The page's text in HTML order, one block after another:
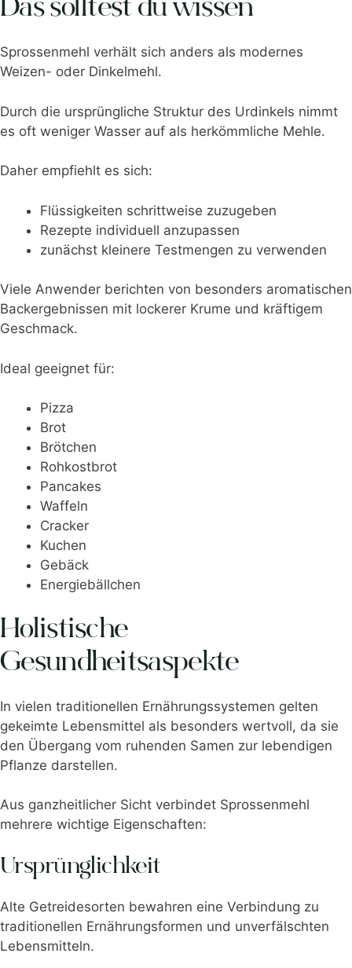
Das solltest du wissen
Sprossenmehl verhält sich anders als modernes
Weizen- oder Dinkelmehl.
Durch die ursprüngliche Struktur des Urdinkels nimmt
es oft weniger Wasser auf als herkömmliche Mehle.
Daher empfiehlt es sich:
Flüssigkeiten schrittweise zuzugeben
Rezepte individuell anzupassen
zunächst kleinere Testmengen zu verwenden
Viele Anwender berichten von besonders aromatischen
Backergebnissen mit lockerer Krume und kräftigem
Geschmack.
Ideal geeignet für:
Pizza
Brot
Brötchen
Rohkostbrot
Pancakes
Waffeln
Cracker
Kuchen
Gebäck
Energiebällchen
Holistische
Gesundheitsaspekte
In vielen traditionellen Ernährungssystemen gelten
gekeimte Lebensmittel als besonders wertvoll, da sie
den Übergang vom ruhenden Samen zur lebendigen
Pflanze darstellen.
Aus ganzheitlicher Sicht verbindet Sprossenmehl
mehrere wichtige Eigenschaften:
Ursprünglichkeit
Alte Getreidesorten bewahren eine Verbindung zu
traditionellen Ernährungsformen und unverfälschten
Lebensmitteln.